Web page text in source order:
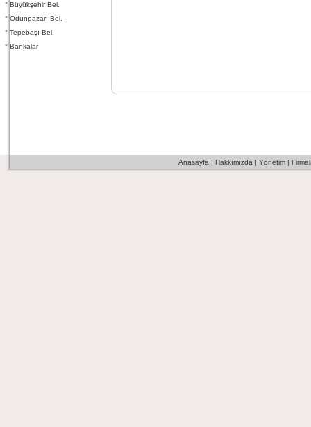
° Büyükşehir Bel.
° Odunpazarı Bel.
° Tepebaşı Bel.
° Bankalar
Anasayfa | Hakkımızda | Yönetim|